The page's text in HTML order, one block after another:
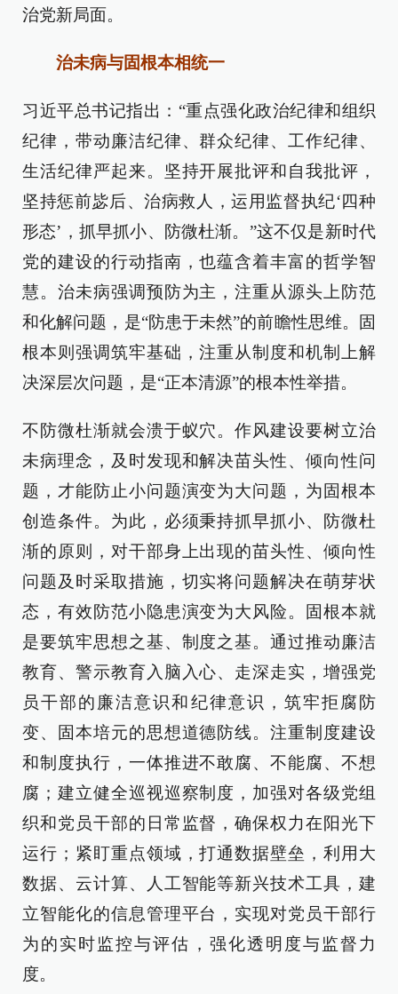
治党新局面。
治未病与固根本相统一
习近平总书记指出：“重点强化政治纪律和组织
纪律，带动廉洁纪律、群众纪律、工作纪律、
生活纪律严起来。坚持开展批评和自我批评，
坚持惩前毖后、治病救人，运用监督执纪‘四种
形态’，抓早抓小、防微杜渐。”这不仅是新时代
党的建设的行动指南，也蕴含着丰富的哲学智
慧。治未病强调预防为主，注重从源头上防范
和化解问题，是“防患于未然”的前瞻性思维。固
根本则强调筑牢基础，注重从制度和机制上解
决深层次问题，是“正本清源”的根本性举措。
不防微杜渐就会溃于蚁穴。作风建设要树立治
未病理念，及时发现和解决苗头性、倾向性问
题，才能防止小问题演变为大问题，为固根本
创造条件。为此，必须秉持抓早抓小、防微杜
渐的原则，对干部身上出现的苗头性、倾向性
问题及时采取措施，切实将问题解决在萌芽状
态，有效防范小隐患演变为大风险。固根本就
是要筑牢思想之基、制度之基。通过推动廉洁
教育、警示教育入脑入心、走深走实，增强党
员干部的廉洁意识和纪律意识，筑牢拒腐防
变、固本培元的思想道德防线。注重制度建设
和制度执行，一体推进不敢腐、不能腐、不想
腐；建立健全巡视巡察制度，加强对各级党组
织和党员干部的日常监督，确保权力在阳光下
运行；紧盯重点领域，打通数据壁垒，利用大
数据、云计算、人工智能等新兴技术工具，建
立智能化的信息管理平台，实现对党员干部行
为的实时监控与评估，强化透明度与监督力
度。